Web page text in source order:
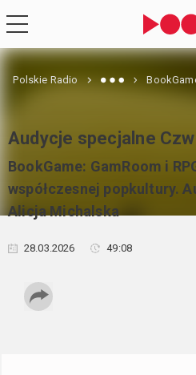
Polskie Radio
Audycje specjalne
BookGame: GamRoom i
współczesnej popkultury.
Alicja Michalska
28.03.2026 49:08